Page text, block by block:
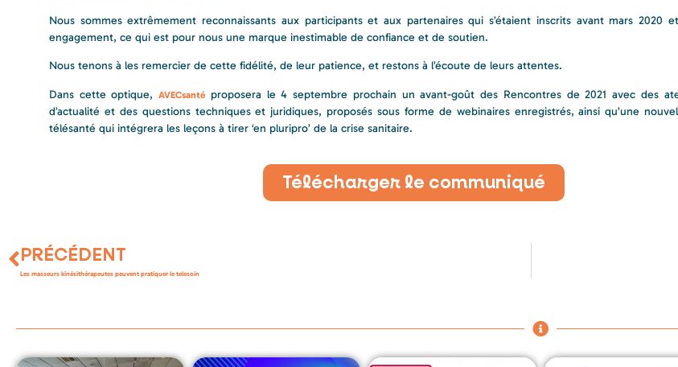
Nous sommes extrêmement reconnaissants aux participants et aux partenaires qui s’étaient inscrits avant mars 2020
engagement, ce qui est pour nous une marque inestimable de confiance et de soutien.
Nous tenons à les remercier de cette fidélité, de leur patience, et restons à l’écoute de leurs attentes.
Dans cette optique,AVECsanté proposera le 4 septembre prochain un avant-goût des Rencontres de 2021 avec des
d’actualité et des questions techniques et juridiques, proposés sous forme de webinaires enregistrés, ainsi qu’une
télésanté qui intégrera les leçons à tirer ‘en pluripro’ de la crise sanitaire.
Télécharger le communiqué
PRÉCÉDENT
Les masseurs kinésithérapeutes peuvent pratiquer le telesoin